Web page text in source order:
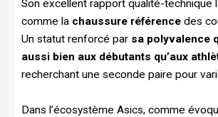
Son excellent rapport qualité-technique
comme la chaussure référence des
Un statut renforcé par sa polyvalence
aussi bien aux débutants qu’aux
recherchant une seconde paire pour
Dans l’écosystème Asics, comme